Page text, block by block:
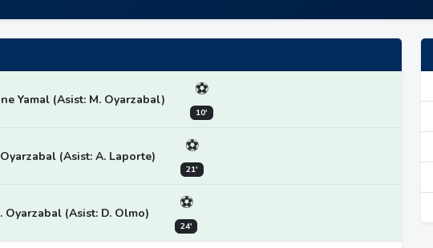
Yamal (Asist: M. Oyarzabal) ⚽
10'
(Asist: A. Laporte) ⚽
21'
Oyarzabal (Asist: D. Olmo) ⚽
24'